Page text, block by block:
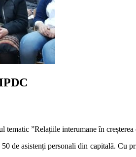
”Relațiile interumane în creșterea
asistenți personali din capitală. Cu